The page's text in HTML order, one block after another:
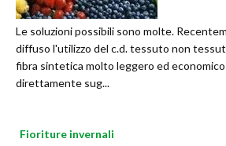
Le soluzioni possibili sono molte.
diffuso l'utilizzo del c.d. tessuto non
fibra sintetica molto leggero ed
direttamente sug...
Fioriture invernali